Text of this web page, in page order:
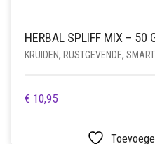
HERBAL SPLIFF MIX – 50
KRUIDEN, RUSTGEVENDE,
€ 10,95